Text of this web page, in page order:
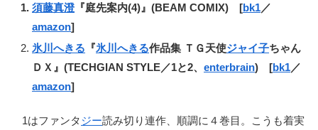
須藤真澄『庭先案内(4)』(BEAM COMIX) [bk1／
amazon]
氷川へきる 『氷川へきる作品集 ＴＧ天使ジャイ子ちゃん
ＤＸ』(TECHGIAN STYLE／1と2、 enterbrain) [bk1／
amazon]
1はファンタジー読み切り連作、順調に４巻目。こうも着実